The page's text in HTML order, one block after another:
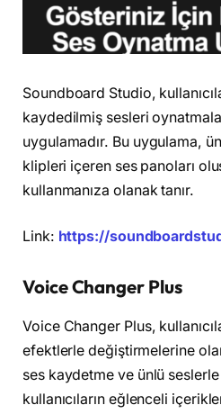
Soundboard Studio,
kaydedilmiş sesleri
uygulamadır. Bu uygulama,
klipleri içeren ses panoları
kullanmanıza olanak tanır.
Link: https://
Voice Changer Plus
Voice Changer Plus,
efektlerle değiştirmelerine
ses kaydetme ve ünlü
kullanıcıların eğlenceli